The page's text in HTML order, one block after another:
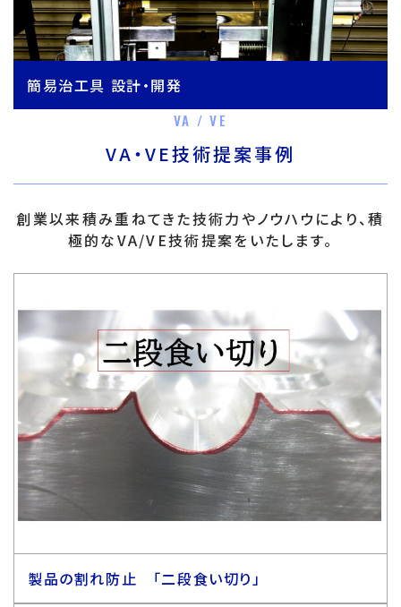
簡易治工具 設計・開発
VA / VE
VA・VE技術提案事例
創業以来積み重ねてきた技術力やノウハウにより、積
極的なVA/VE技術提案をいたします。
製品の割れ防止 「二段食い切り」